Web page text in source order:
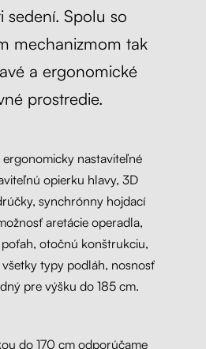
sedení. Spolu so
mechanizmom tak
a ergonomické
prostredie.
nastaviteľné
opierku hlavy, 3D
synchrónny hojdací
aretácie operadla,
otočnú konštrukciu,
typy podláh, nosnosť
pre výšku do 185 cm.
do 170 cm odporúčame